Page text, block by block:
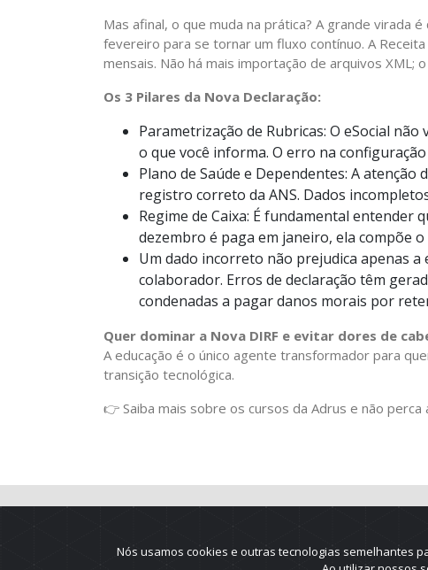
Mas afinal, o que muda na prática? A grande virada
fevereiro para se tornar um fluxo contínuo. A
mensais. Não há mais importação de arquivos XML;
Os 3 Pilares da Nova Declaração:
Parametrização de Rubricas: O eSocial
o que você informa. O erro na
Plano de Saúde e Dependentes: A
registro correto da ANS. Dados
Regime de Caixa: É fundamental entender
dezembro é paga em janeiro, ela compõe
Um dado incorreto não prejudica apenas
colaborador. Erros de declaração têm
condenadas a pagar danos morais por
Quer dominar a Nova DIRF e evitar dores de
A educação é o único agente transformador para
transição tecnológica.
👉 Saiba mais sobre os cursos da Adrus e não perca
Nós usamos cookies e outras tecnologias semelhantes